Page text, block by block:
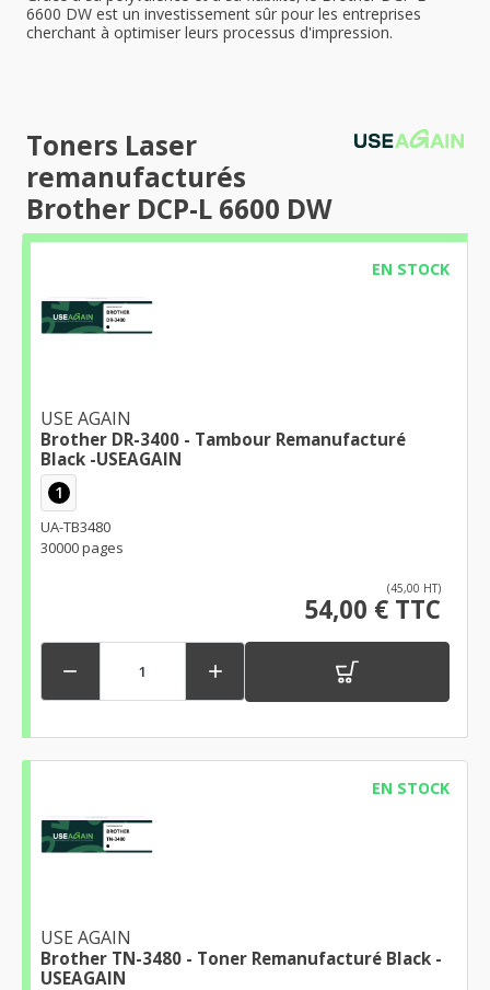
6600 DW est un investissement sûr pour les entreprises
cherchant à optimiser leurs processus d'impression.
Toners Laser
remanufacturés
Brother DCP-L 6600 DW
EN STOCK
USE AGAIN
Brother DR-3400 - Tambour Remanufacturé
Black -USEAGAIN
1
UA-TB3480
30000 pages
(45,00 HT)
54,00 € TTC
 
EN STOCK
USE AGAIN
Brother TN-3480 - Toner Remanufacturé Black -
USEAGAIN